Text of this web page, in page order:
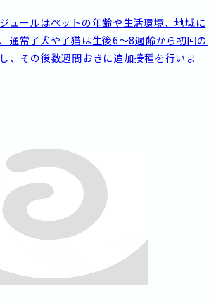
ュールはペットの年齢や生活環境、地域に
通常子犬や子猫は生後6～8週齢から初回の
、その後数週間おきに追加接種を行いま